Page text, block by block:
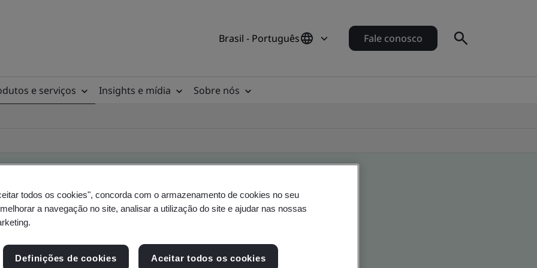
Brasil - Português Fale conosco
e serviços Insights e mídia
Sobre nós
de clientes
do local e do produto - Validação e Verificação
todos os cookies", concorda com o armazenamento de cookies no seu
a navegação no site, analisar a utilização do site e ajudar nas nossas
Definições de cookies Aceitar todos os cookies